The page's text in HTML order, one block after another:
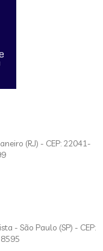
(RJ) - CEP: 22041-
- São Paulo (SP) - CEP: